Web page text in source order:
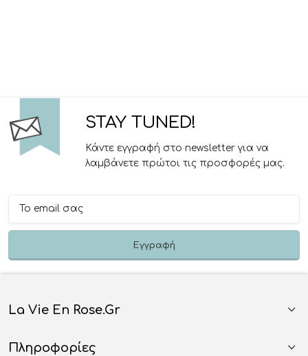
STAY TUNED!
Κάντε εγγραφή στο newsletter για να
λαμβάνετε πρώτοι τις προσφορές μας.
La Vie En Rose.gr
Πληροφορίες